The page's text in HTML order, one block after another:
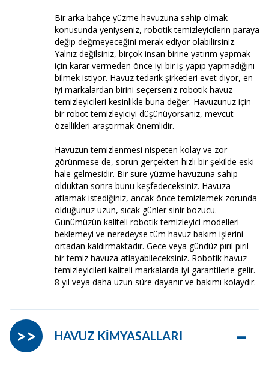
Bir arka bahçe yüzme havuzuna sahip olmak
konusunda yeniyseniz, robotik temizleyicilerin paraya
değip değmeyeceğini merak ediyor olabilirsiniz.
Yalnız değilsiniz, birçok insan birine yatırım yapmak
için karar vermeden önce iyi bir iş yapıp yapmadığını
bilmek istiyor. Havuz tedarik şirketleri evet diyor, en
iyi markalardan birini seçerseniz robotik havuz
temizleyicileri kesinlikle buna değer. Havuzunuz için
bir robot temizleyiciyi düşünüyorsanız, mevcut
özellikleri araştırmak önemlidir.
Havuzun temizlenmesi nispeten kolay ve zor
görünmese de, sorun gerçekten hızlı bir şekilde eski
hale gelmesidir. Bir süre yüzme havuzuna sahip
olduktan sonra bunu keşfedeceksiniz. Havuza
atlamak istediğiniz, ancak önce temizlemek zorunda
olduğunuz uzun, sıcak günler sinir bozucu.
Günümüzün kaliteli robotik temizleyici modelleri
beklemeyi ve neredeyse tüm havuz bakım işlerini
ortadan kaldırmaktadır. Gece veya gündüz pırıl pırıl
bir temiz havuza atlayabileceksiniz. Robotik havuz
temizleyicileri kaliteli markalarda iyi garantilerle gelir.
8 yıl veya daha uzun süre dayanır ve bakımı kolaydır.
HAVUZ KİMYASALLARI –
>>